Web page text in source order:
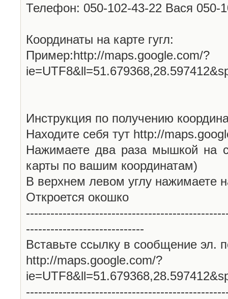
Телефон: 050-102-43-22 Вася 050-
Координаты на карте гугл:
Пример:http://maps.google.com/?
Инструкция по получению
Находите себя тут http://
Нажимаете два раза мышкой на
карты по вашим координатам)
В верхнем левом углу нажимаете
Откроется окошко
-----------------------------
Вставьте ссылку в сообщение эл.
http://maps.google.com/?